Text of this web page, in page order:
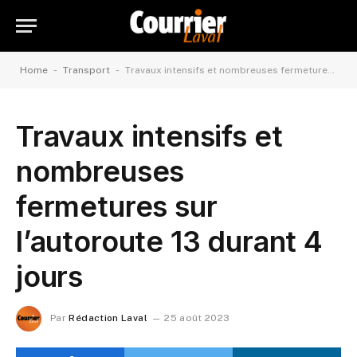
Home - Transport - Travaux intensifs et nombreuses fermetures sur l’autoroute 13 durant 4 jours
Travaux intensifs et
nombreuses
fermetures sur
l’autoroute 13 durant 4
jours
Par Rédaction Laval 25 août 2023